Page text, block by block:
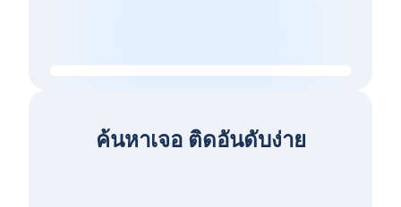
ค้นหาเจอ ติดอันดับง่าย